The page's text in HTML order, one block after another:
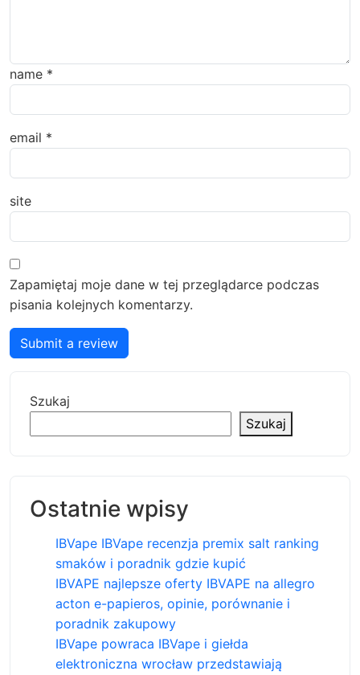
name *
email *
site
Zapamiętaj moje dane w tej przeglądarce podczas
pisania kolejnych komentarzy.
Submit a review
Szukaj
Szukaj
Ostatnie wpisy
IBVape IBVape recenzja premix salt ranking
smaków i poradnik gdzie kupić
IBVAPE najlepsze oferty IBVAPE na allegro
acton e-papieros, opinie, porównanie i
poradnik zakupowy
IBVape powraca IBVape i giełda
elektroniczna wrocław przedstawiają